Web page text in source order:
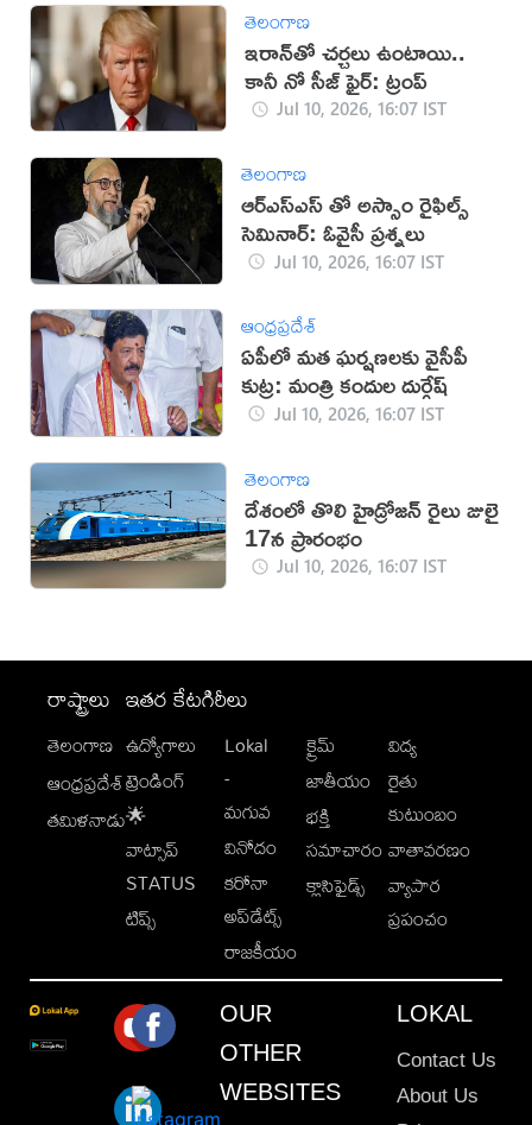
తెలంగాణ
‌ఇరాన్‌తో చర్చలు ఉంటాయి..
కానీ నో సీజ్ ఫైర్: ట్రంప్
Jul 10, 2026, 16:07 IST
తెలంగాణ
ఆర్ఎస్ఎస్ తో అస్సాం రైఫిల్స్
సెమినార్: ఓవైసీ ప్రశ్నలు
Jul 10, 2026, 16:07 IST
ఆంధ్రప్రదేశ్
ఏపీలో మత ఘర్షణలకు వైసీపీ
కుట్ర: మంత్రి కందుల దుర్గేష్
Jul 10, 2026, 16:07 IST
తెలంగాణ
దేశంలో తొలి హైడ్రోజన్ రైలు జులై
17న ప్రారంభం
Jul 10, 2026, 16:07 IST
రాష్ట్రాలు
తెలంగాణ
ఆంధ్రప్రదేశ్
తమిళనాడు
ఇతర కేటగిరీలు
ఉద్యోగాలు
ట్రెండింగ్
🌟
వాట్సాప్
STATUS
టిప్స్
Lokal
-
మగువ
వినోదం
కరోనా
అప్‌డేట్స్
రాజకీయం
క్రైమ్
జాతీయం
భక్తి
సమాచారం
క్లాసిఫైడ్స్
విద్య
రైతు
కుటుంబం
వాతావరణం
వ్యాపార
ప్రపంచం
OUR
OTHER
WEBSITES
LOKAL
Contact Us
About Us